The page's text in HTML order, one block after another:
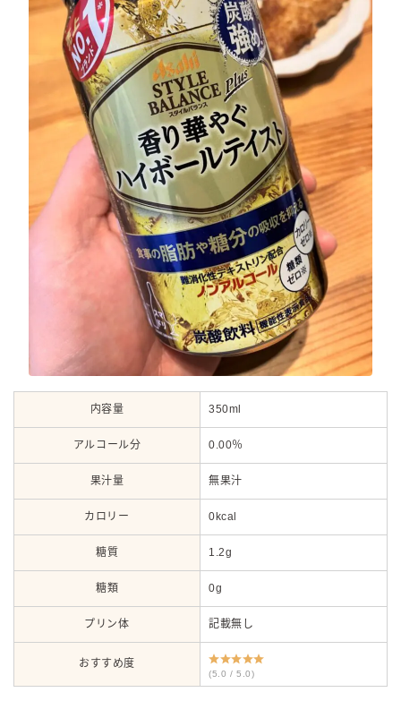
内容量 350ml
アルコール分 0.00％
果汁量 無果汁
カロリー 0kcal
糖質 1.2g
糖類 0g
プリン体 記載無し
おすすめ度
(5.0 / 5.0)